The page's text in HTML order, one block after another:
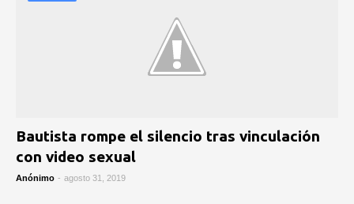
Bautista rompe el silencio tras vinculación
con video sexual
Anónimo - agosto 31, 2019